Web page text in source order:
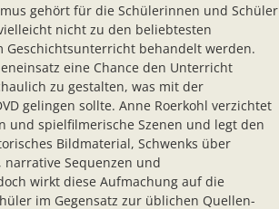
gehört für die Schülerinnen und Schüler
nicht zu den beliebtesten
Geschichtsunterricht behandelt werden.
eine Chance den Unterricht
zu gestalten, was mit der
gelingen sollte. Anne Roerkohl verzichtet
und spielfilmerische Szenen und legt den
Bildmaterial, Schwenks über
narrative Sequenzen und
wirkt diese Aufmachung auf die
im Gegensatz zur üblichen Quellen-